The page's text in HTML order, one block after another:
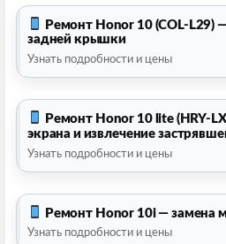
Ремонт Honor 10 (COL-L29)
задней крышки
Узнать подробности и цены
Ремонт Honor 10 lite (HRY-
экрана и извлечение
Узнать подробности и цены
Ремонт Honor 10i — замена
Узнать подробности и цены